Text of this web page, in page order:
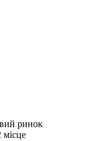
ринок
місце